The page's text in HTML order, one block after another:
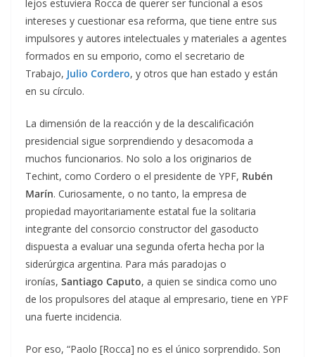
lejos estuviera Rocca de querer ser funcional a esos
intereses y cuestionar esa reforma, que tiene entre sus
impulsores y autores intelectuales y materiales a agentes
formados en su emporio, como el secretario de
Trabajo, Julio Cordero, y otros que han estado y están
en su círculo.
La dimensión de la reacción y de la descalificación
presidencial sigue sorprendiendo y desacomoda a
muchos funcionarios. No solo a los originarios de
Techint, como Cordero o el presidente de YPF, Rubén
Marín. Curiosamente, o no tanto, la empresa de
propiedad mayoritariamente estatal fue la solitaria
integrante del consorcio constructor del gasoducto
dispuesta a evaluar una segunda oferta hecha por la
siderúrgica argentina. Para más paradojas o
ironías, Santiago Caputo, a quien se sindica como uno
de los propulsores del ataque al empresario, tiene en YPF
una fuerte incidencia.
Por eso, “Paolo [Rocca] no es el único sorprendido. Son